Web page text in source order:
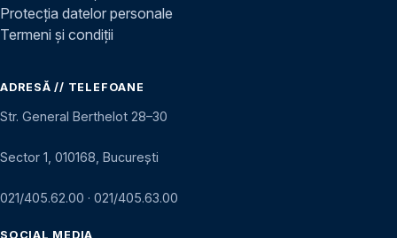
Protecția datelor personale
Termeni și condiții
ADRESĂ // TELEFOANE
Str. General Berthelot 28–30
Sector 1, 010168, București
021/405.62.00 · 021/405.63.00
SOCIAL MEDIA